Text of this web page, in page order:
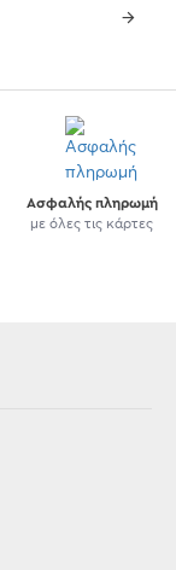
Ασφαλής πληρωμή
με όλες τις κάρτες